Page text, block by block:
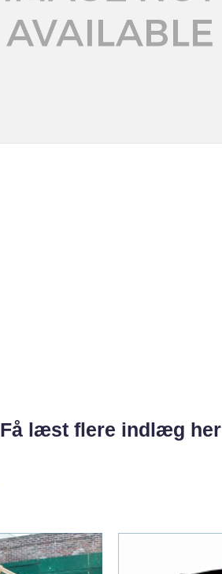
Få læst flere indlæg her